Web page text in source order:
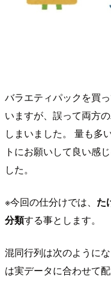
バラエティパックを買
いますが、誤って両方
しまいました。 量も多
トにお願いして良い感
した。
※今回の仕分けでは、 た
分類する事とします。
混同行列は次のように
は実データに合わせて